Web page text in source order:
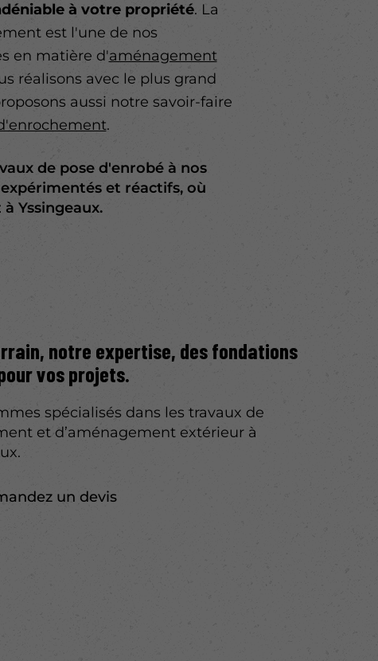
à votre propriété. La
est l'une de nos
en matière d'aménagement
réalisons avec le plus grand
aussi notre savoir-faire
.
de pose d'enrobé à nos
et réactifs, où
Yssingeaux.
notre expertise, des fondations
vos projets.
spécialisés dans les travaux de
et d’aménagement extérieur à
un devis